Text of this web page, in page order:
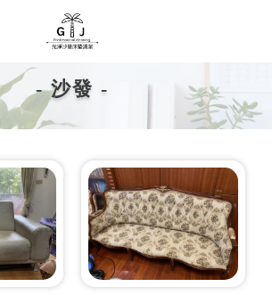
- 沙發 -